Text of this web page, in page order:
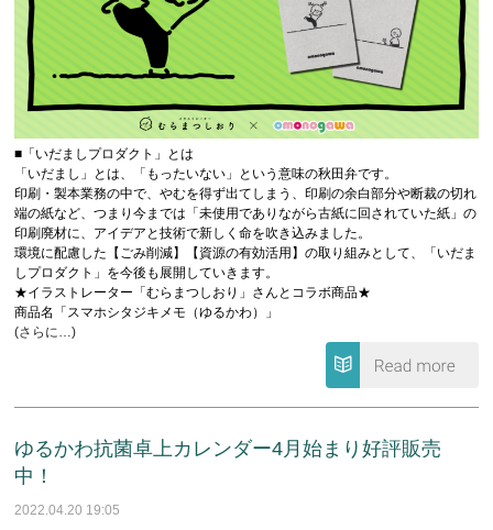
■「いだましプロダクト」とは
「いだまし」とは、「もったいない」という意味の秋田弁です。
印刷・製本業務の中で、やむを得ず出てしまう、印刷の余白部分や断裁の切れ
端の紙など、つまり今までは「未使用でありながら古紙に回されていた紙」の
印刷廃材に、アイデアと技術で新しく命を吹き込みました。
環境に配慮した【ごみ削減】【資源の有効活用】の取り組みとして、「いだま
しプロダクト」を今後も展開していきます。
★イラストレーター「むらまつしおり」さんとコラボ商品★
商品名「スマホシタジキメモ（ゆるかわ）」
(さらに…)
ゆるかわ抗菌卓上カレンダー4月始まり好評販売
中！
2022.04.20 19:05